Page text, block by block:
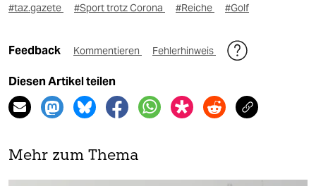
#taz.gazete #Sport trotz Corona #Reiche #Golf
Feedback Kommentieren Fehlerhinweis
Diesen Artikel teilen
Mehr zum Thema